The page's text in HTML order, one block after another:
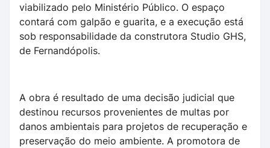
viabilizado pelo Ministério Público. O espaço
contará com galpão e guarita, e a execução está
sob responsabilidade da construtora Studio GHS,
de Fernandópolis.
A obra é resultado de uma decisão judicial que
destinou recursos provenientes de multas por
danos ambientais para projetos de recuperação e
preservação do meio ambiente. A promotora de